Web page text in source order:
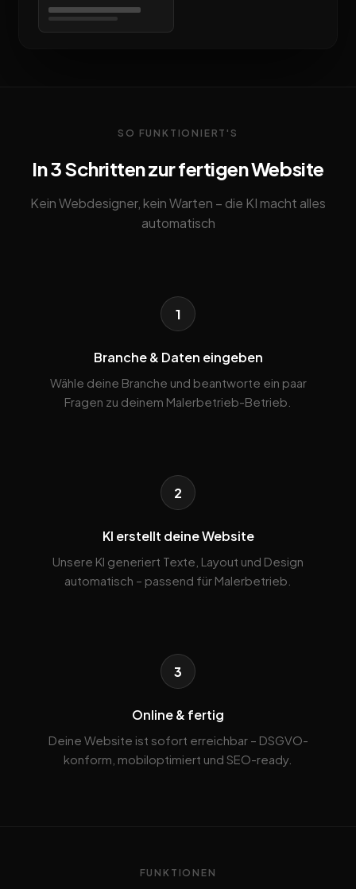
SO FUNKTIONIERT'S
In 3 Schritten zur fertigen Website
Kein Webdesigner, kein Warten – die KI macht alles
automatisch
1
Branche & Daten eingeben
Wähle deine Branche und beantworte ein paar
Fragen zu deinem Malerbetrieb-Betrieb.
2
KI erstellt deine Website
Unsere KI generiert Texte, Layout und Design
automatisch – passend für Malerbetrieb.
3
Online & fertig
Deine Website ist sofort erreichbar – DSGVO-
konform, mobiloptimiert und SEO-ready.
FUNKTIONEN